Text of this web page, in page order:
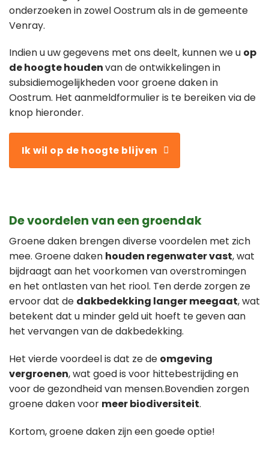
onderzoeken in zowel Oostrum als in de gemeente
Venray.
Indien u uw gegevens met ons deelt, kunnen we u op
de hoogte houdenvan de ontwikkelingen in
subsidiemogelijkheden voor groene daken in
Oostrum. Het aanmeldformulier is te bereiken via de
knop hieronder.
Ik wil op de hoogte blijven
De voordelen van een groendak
Groene daken brengen diverse voordelen met zich
mee. Groene daken houden regenwater vast, wat
bijdraagt aan het voorkomen van overstromingen
en het ontlasten van het riool. Ten derde zorgen ze
ervoor dat de dakbedekking langer meegaat, wat
betekent dat u minder geld uit hoeft te geven aan
het vervangen van de dakbedekking.
Het vierde voordeel is dat ze de omgeving
vergroenen, wat goed is voor hittebestrijding en
voor de gezondheid van mensen.Bovendien zorgen
groene daken voor meer biodiversiteit.
Kortom, groene daken zijn een goede optie!